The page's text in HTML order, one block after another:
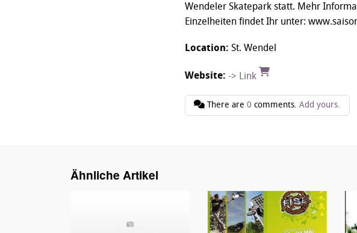
Wendeler Skatepark statt. Mehr
Einzelheiten findet Ihr unter:
Location: St. Wendel
Website: -> Link
There are0 comments.Add yours.
Ähnliche Artikel